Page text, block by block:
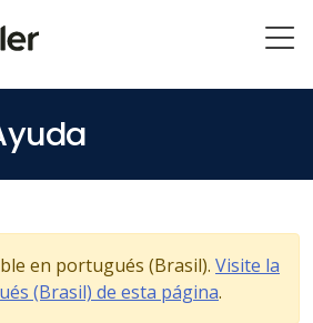
en portugués (Brasil). Visite la
(Brasil) de esta página.